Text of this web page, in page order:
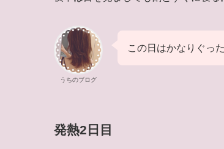
うちのブログ
この日はかなりぐっ
発熱2日目